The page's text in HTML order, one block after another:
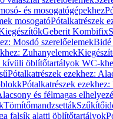
és mosogatógépekhez
mosogatóPótalkatrészek
Geberit Kombifix
Mosdó szerelőelemekBidé
Zuhanyelemek
kívüli öblítőtartályok WC-
Pótalkatrészek ezekhez:
Pótalkatrészek
és félmagas
Tömítőmandzsetták
falsík alatti öblítőtartályok